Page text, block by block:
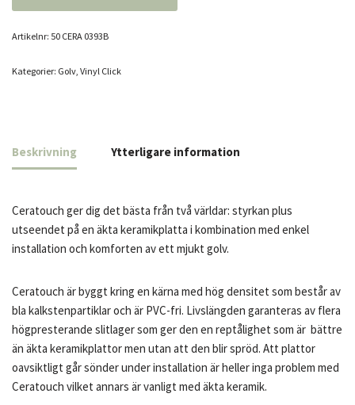
Artikelnr: 50 CERA 0393B
Kategorier: Golv, Vinyl Click
Beskrivning Ytterligare information
Ceratouch ger dig det bästa från två världar: styrkan plus
utseendet på en äkta keramikplatta i kombination med enkel
installation och komforten av ett mjukt golv.
Ceratouch är byggt kring en kärna med hög densitet som består av
bla kalkstenpartiklar och är PVC-fri. Livslängden garanteras av flera
högpresterande slitlager som ger den en reptålighet som är bättre
än äkta keramikplattor men utan att den blir spröd. Att plattor
oavsiktligt går sönder under installation är heller inga problem med
Ceratouch vilket annars är vanligt med äkta keramik.